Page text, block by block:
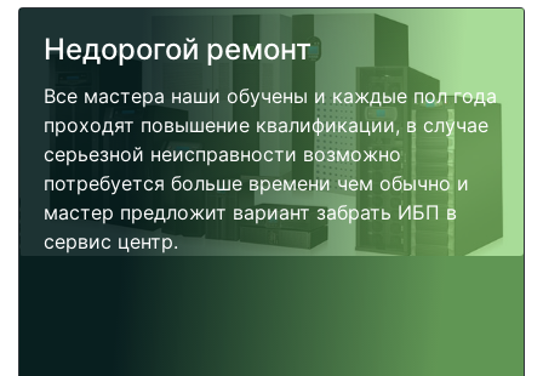
Недорогой ремонт
Все мастера наши обучены и каждые пол года
проходят повышение квалификации, в случае
серьезной неисправности возможно
потребуется больше времени чем обычно и
мастер предложит вариант забрать ИБП в
сервис центр.